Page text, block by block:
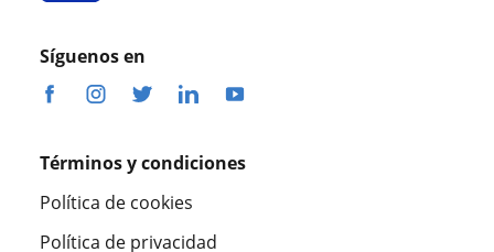
Síguenos en
Términos y condiciones
Política de cookies
Política de privacidad